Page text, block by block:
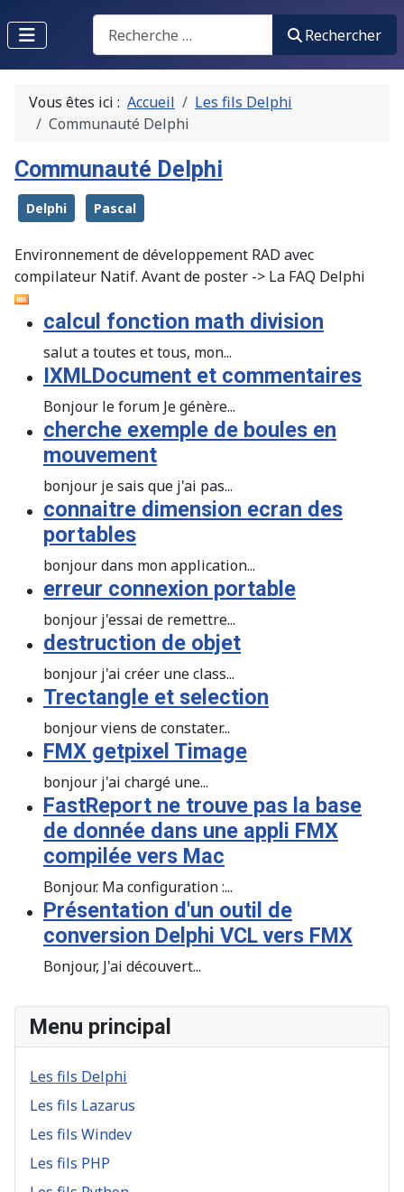
Recherche
Rechercher
Vous êtes ici : Accueil
Les fils Delphi
Communauté Delphi
Communauté Delphi
Delphi Pascal
Environnement de développement RAD avec
compilateur Natif. Avant de poster -> La FAQ Delphi
calcul fonction math division
salut a toutes et tous, mon...
IXMLDocument et commentaires
Bonjour le forum Je génère...
cherche exemple de boules en
mouvement
bonjour je sais que j'ai pas...
connaitre dimension ecran des
portables
bonjour dans mon application...
erreur connexion portable
bonjour j'essai de remettre...
destruction de objet
bonjour j'ai créer une class...
Trectangle et selection
bonjour viens de constater...
FMX getpixel Timage
bonjour j'ai chargé une...
FastReport ne trouve pas la base
de donnée dans une appli FMX
compilée vers Mac
Bonjour. Ma configuration :...
Présentation d'un outil de
conversion Delphi VCL vers FMX
Bonjour, J'ai découvert...
Menu principal
Les fils Delphi
Les fils Lazarus
Les fils Windev
Les fils PHP